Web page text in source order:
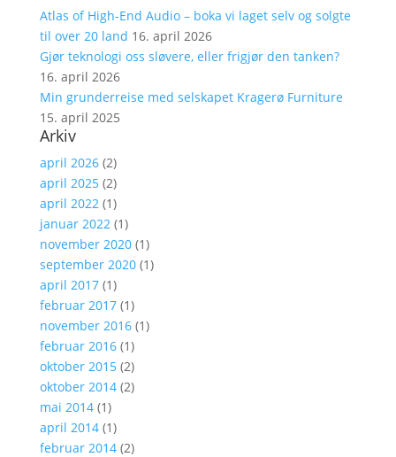
Atlas of High-End Audio – boka vi laget selv og solgte
til over 20 land 16. april 2026
Gjør teknologi oss sløvere, eller frigjør den tanken?
16. april 2026
Min grunderreise med selskapet Kragerø Furniture
15. april 2025
Arkiv
april 2026(2)
april 2025(2)
april 2022(1)
januar 2022(1)
november 2020(1)
september 2020(1)
april 2017(1)
februar 2017(1)
november 2016(1)
februar 2016(1)
oktober 2015(2)
oktober 2014(2)
mai 2014(1)
april 2014(1)
februar 2014(2)